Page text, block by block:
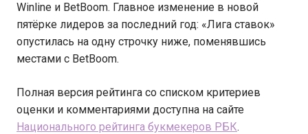
Winline и BetBoom. Главное изменение в новой
пятёрке лидеров за последний год: «Лига ставок»
опустилась на одну строчку ниже, поменявшись
местами с BetBoom.
Полная версия рейтинга со списком критериев
оценки и комментариями доступна на сайте
Национального рейтинга букмекеров РБК.